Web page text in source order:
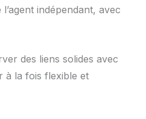
indépendant, avec
des liens solides avec
à la fois flexible et